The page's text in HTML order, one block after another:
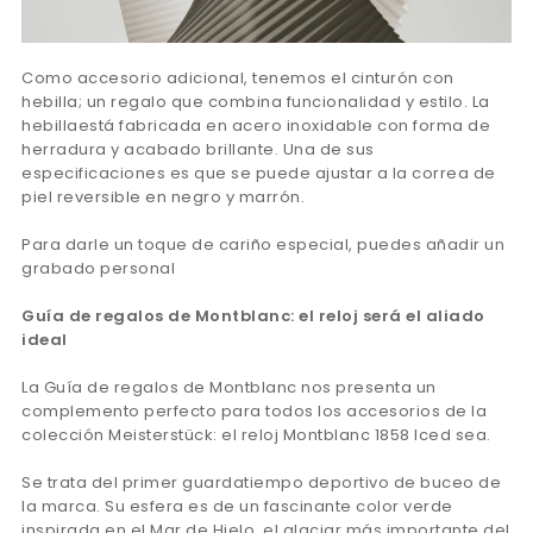
Como accesorio adicional, tenemos el cinturón con
hebilla; un regalo que combina funcionalidad y estilo. La
hebillaestá fabricada en acero inoxidable con forma de
herradura y acabado brillante. Una de sus
especificaciones es que se puede ajustar a la correa de
piel reversible en negro y marrón.
Para darle un toque de cariño especial, puedes añadir un
grabado personal
Guía de regalos de Montblanc: el reloj será el aliado
ideal
La Guía de regalos de Montblanc nos presenta un
complemento perfecto para todos los accesorios de la
colección Meisterstück: el reloj Montblanc 1858 Iced sea.
Se trata del primer guardatiempo deportivo de buceo de
la marca. Su esfera es de un fascinante color verde